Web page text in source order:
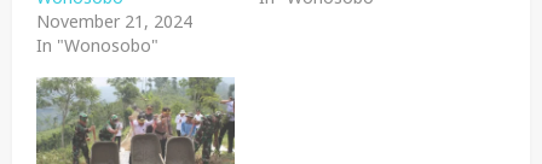
November 21, 2024
In "Wonosobo"